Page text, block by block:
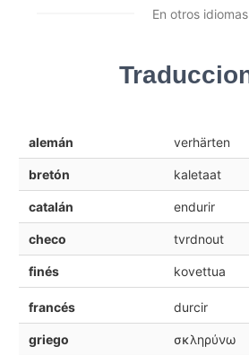
En otros idiomas
alemán verhärten
bretón kaletaat
catalán endurir
checo tvrdnout
finés kovettua
francés durcir
griego σκληρύνω